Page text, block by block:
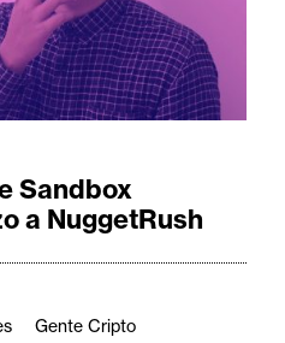
Sandbox
a NuggetRush
Gente Cripto